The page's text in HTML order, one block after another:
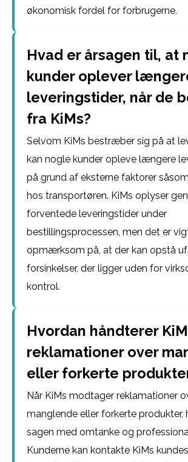
økonomisk fordel for forbrugerne.
Hvad er årsagen til, at
kunder oplever
leveringstider, når de
fra KiMs?
Selvom KiMs bestræber sig på at
kan nogle kunder opleve længere
på grund af eksterne faktorer
hos transportøren. KiMs oplyser
forventede leveringstider under
bestillingsprocessen, men det er
opmærksom på, at der kan opstå
forsinkelser, der ligger uden for
kontrol.
Hvordan håndterer
reklamationer over
eller forkerte
Når KiMs modtager reklamationer
manglende eller forkerte produkter,
sagen med omtanke og
Kunderne kan kontakte KiMs